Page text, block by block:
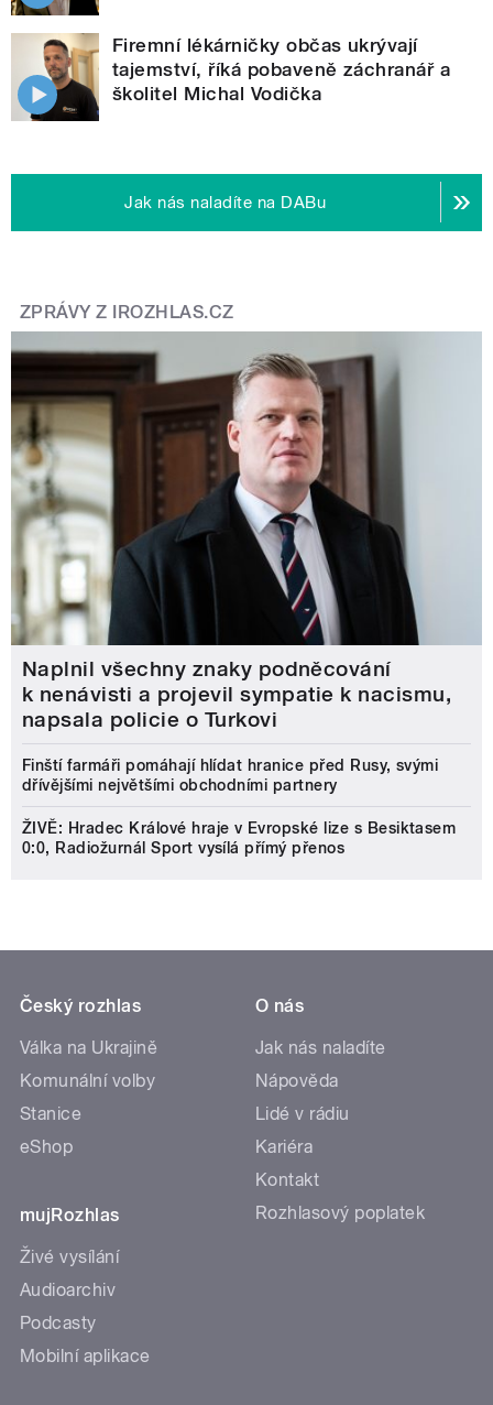
Firemní lékárničky občas ukrývají
tajemství, říká pobaveně záchranář a
školitel Michal Vodička
Jak nás naladíte na DABu
ZPRÁVY Z IROZHLAS.CZ
Naplnil všechny znaky podněcování
k nenávisti a projevil sympatie k nacismu,
napsala policie o Turkovi
Finští farmáři pomáhají hlídat hranice před Rusy, svými
dřívějšími největšími obchodními partnery
ŽIVĚ: Hradec Králové hraje v Evropské lize s Besiktasem
0:0, Radiožurnál Sport vysílá přímý přenos
Český rozhlas
Válka na Ukrajině
Komunální volby
Stanice
eShop
mujRozhlas
Živé vysílání
Audioarchiv
Podcasty
Mobilní aplikace
O nás
Jak nás naladíte
Nápověda
Lidé v rádiu
Kariéra
Kontakt
Rozhlasový poplatek